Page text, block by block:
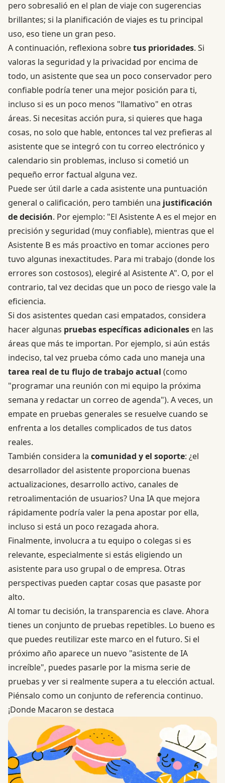
pero sobresalió en el plan de viaje con sugerencias
brillantes; si la planificación de viajes es tu principal
uso, eso tiene un gran peso.
A continuación, reflexiona sobretus prioridades. Si
valoras la seguridad y la privacidad por encima de
todo, un asistente que sea un poco conservador pero
confiable podría tener una mejor posición para ti,
incluso si es un poco menos "llamativo" en otras
áreas. Si necesitas acción pura, si quieres que haga
cosas, no solo que hable, entonces tal vez prefieras al
asistente que se integró con tu correo electrónico y
calendario sin problemas, incluso si cometió un
pequeño error factual alguna vez.
Puede ser útil darle a cada asistente una puntuación
general o calificación, pero también una justificación
de decisión. Por ejemplo: "El Asistente A es el mejor en
precisión y seguridad (muy confiable), mientras que el
Asistente B es más proactivo en tomar acciones pero
tuvo algunas inexactitudes. Para mi trabajo (donde los
errores son costosos), elegiré al Asistente A". O, por el
contrario, tal vez decidas que un poco de riesgo vale la
eficiencia.
Si dos asistentes quedan casi empatados, considera
hacer algunas pruebas específicas adicionales en las
áreas que más te importan. Por ejemplo, si aún estás
indeciso, tal vez prueba cómo cada uno maneja una
tarea real de tu flujo de trabajo actual (como
"programar una reunión con mi equipo la próxima
semana y redactar un correo de agenda"). A veces, un
empate en pruebas generales se resuelve cuando se
enfrenta a los detalles complicados de tus datos
reales.
También considera la comunidad y el soporte: ¿el
desarrollador del asistente proporciona buenas
actualizaciones, desarrollo activo, canales de
retroalimentación de usuarios? Una IA que mejora
rápidamente podría valer la pena apostar por ella,
incluso si está un poco rezagada ahora.
Finalmente, involucra a tu equipo o colegas si es
relevante, especialmente si estás eligiendo un
asistente para uso grupal o de empresa. Otras
perspectivas pueden captar cosas que pasaste por
alto.
Al tomar tu decisión, la transparencia es clave. Ahora
tienes un conjunto de pruebas repetibles. Lo bueno es
que puedes reutilizar este marco en el futuro. Si el
próximo año aparece un nuevo "asistente de IA
increíble", puedes pasarle por la misma serie de
pruebas y ver si realmente supera a tu elección actual.
Piénsalo como un conjunto de referencia continuo.
¡Donde Macaron se destaca